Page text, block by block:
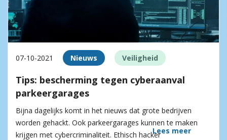
07-10-2021 Nieuws Veiligheid
Tips: bescherming tegen cyberaanval
parkeergarages
Bijna dagelijks komt in het nieuws dat grote bedrijven
worden gehackt. Ook parkeergarages kunnen te maken
krijgen met cybercriminaliteit. Ethisch hackerLees meer